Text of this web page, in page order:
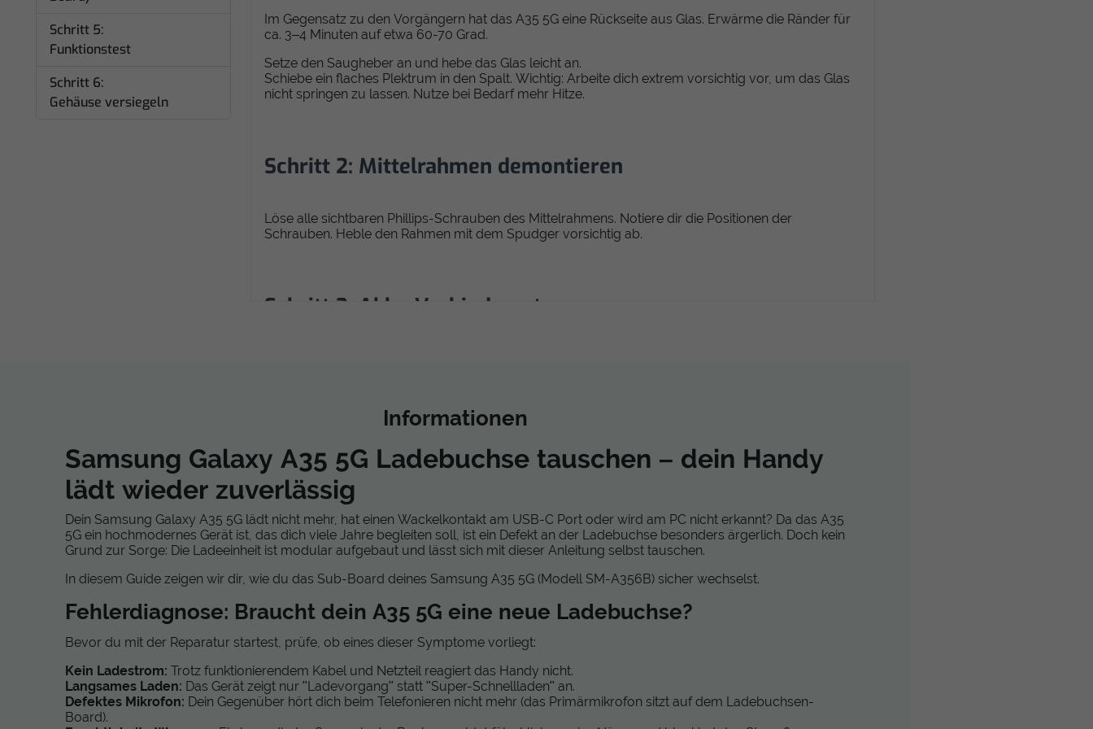
Schritt 5:
Funktionstest
Schritt 6:
Gehäuse versiegeln
Im Gegensatz zu den Vorgängern hat das A35 5G eine Rückseite aus Glas. Erwärme die Ränder für
ca. 3–4 Minuten auf etwa 60-70 Grad.
Setze den Saugheber an und hebe das Glas leicht an.
Schiebe ein flaches Plektrum in den Spalt. Wichtig: Arbeite dich extrem vorsichtig vor, um das Glas
nicht springen zu lassen. Nutze bei Bedarf mehr Hitze.
Schritt 2: Mittelrahmen demontieren
Löse alle sichtbaren Phillips-Schrauben des Mittelrahmens. Notiere dir die Positionen der
Schrauben. Heble den Rahmen mit dem Spudger vorsichtig ab.
Schritt 3: Akku-Verbindung trennen
Schritt 4: Austausch des Ladebuchsen-Boards (Sub-Board)
Das Board befindet sich im unteren Teil des Gehäuses:
Löse die Koaxialkabel (Antennen). Gehe hier sehr behutsam vor, die Stecker sind winzig.
Trenne das breite Flexkabel, das die Verbindung zum Hauptboard herstellt.
Entferne die Sicherungsschraube des Boards und nimm die defekte Ladebuchse heraus.
Setze das neue Board ein und schließe die Kabel in umgekehrter Reihenfolge wieder an.
Schritt 5: Funktionstest
Schließe den Akku provisorisch an und stecke ein Ladekabel ein.
Erscheint das Lade-Icon?
Informationen
Samsung Galaxy A35 5G Ladebuchse tauschen – dein Handy
lädt wieder zuverlässig
Dein Samsung Galaxy A35 5G lädt nicht mehr, hat einen Wackelkontakt am USB-C Port oder wird am PC nicht erkannt? Da das A35
5G ein hochmodernes Gerät ist, das dich viele Jahre begleiten soll, ist ein Defekt an der Ladebuchse besonders ärgerlich. Doch kein
Grund zur Sorge: Die Ladeeinheit ist modular aufgebaut und lässt sich mit dieser Anleitung selbst tauschen.
In diesem Guide zeigen wir dir, wie du das Sub-Board deines Samsung A35 5G (Modell SM-A356B) sicher wechselst.
Fehlerdiagnose: Braucht dein A35 5G eine neue Ladebuchse?
Bevor du mit der Reparatur startest, prüfe, ob eines dieser Symptome vorliegt:
Kein Ladestrom: Trotz funktionierendem Kabel und Netzteil reagiert das Handy nicht.
Langsames Laden: Das Gerät zeigt nur "Ladevorgang" statt "Super-Schnellladen" an.
Defektes Mikrofon: Dein Gegenüber hört dich beim Telefonieren nicht mehr (das Primärmikrofon sitzt auf dem Ladebuchsen-
Board).